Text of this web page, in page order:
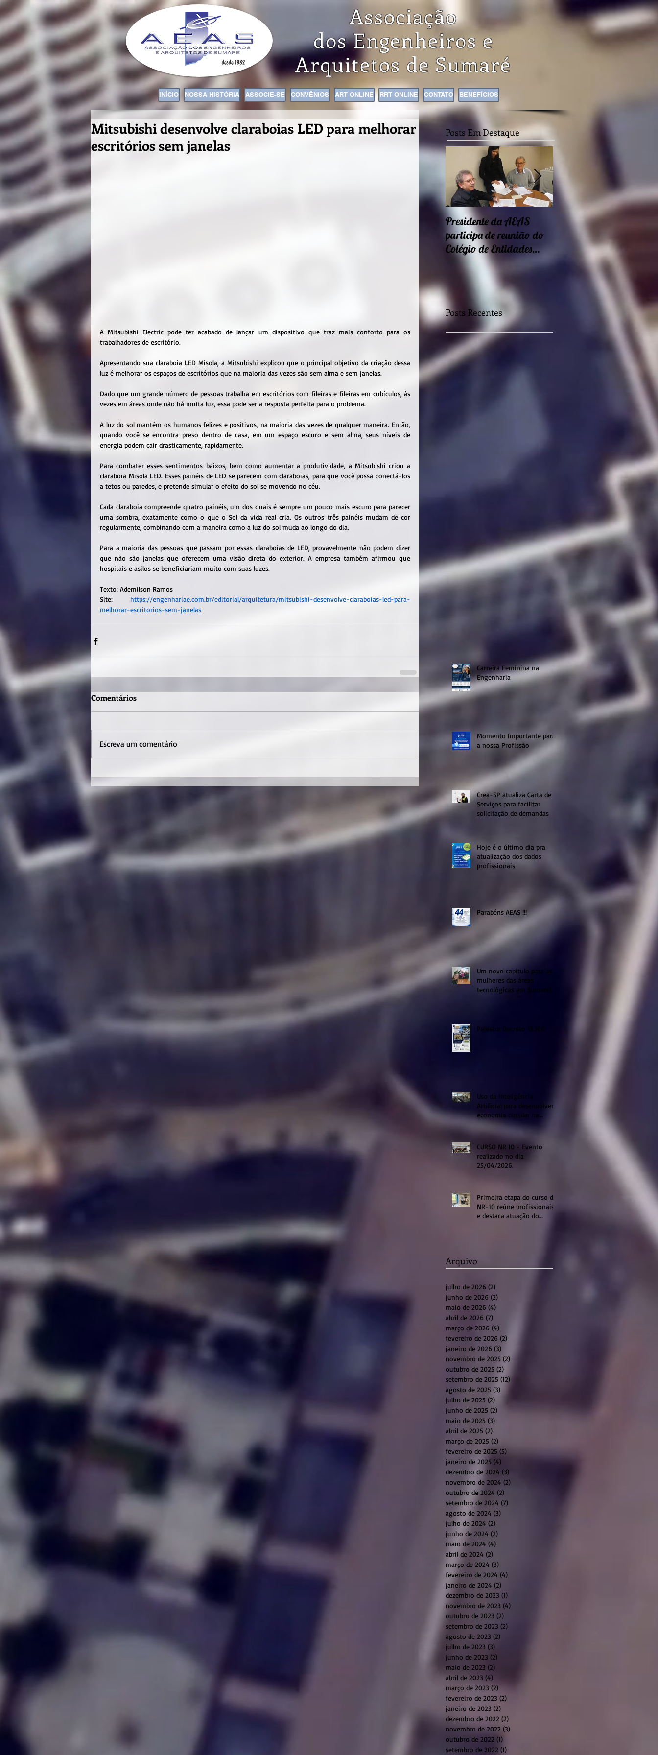
Associação
dos Engenheiros e
Arquitetos de Sumaré
INÍCIO NOSSA HISTÓRIA ASSOCIE-SE CONVÊNIOS ART ONLINE RRT ONLINE CONTATO BENEFÍCIOS
Mitsubishi desenvolve claraboias LED para melhorar
escritórios sem janelas
A Mitsubishi Electric pode ter acabado de lançar um dispositivo que traz mais conforto para os
trabalhadores de escritório.
Apresentando sua claraboia LED Misola, a Mitsubishi explicou que o principal objetivo da criação dessa
luz é melhorar os espaços de escritórios que na maioria das vezes são sem alma e sem janelas.
Dado que um grande número de pessoas trabalha em escritórios com fileiras e fileiras em cubículos, às
vezes em áreas onde não há muita luz, essa pode ser a resposta perfeita para o problema.
A luz do sol mantém os humanos felizes e positivos, na maioria das vezes de qualquer maneira. Então,
quando você se encontra preso dentro de casa, em um espaço escuro e sem alma, seus níveis de
energia podem cair drasticamente, rapidamente.
Para combater esses sentimentos baixos, bem como aumentar a produtividade, a Mitsubishi criou a
claraboia Misola LED. Esses painéis de LED se parecem com claraboias, para que você possa conectá-los
a tetos ou paredes, e pretende simular o efeito do sol se movendo no céu.
Cada claraboia compreende quatro painéis, um dos quais é sempre um pouco mais escuro para parecer
uma sombra, exatamente como o que o Sol da vida real cria. Os outros três painéis mudam de cor
regularmente, combinando com a maneira como a luz do sol muda ao longo do dia.
Para a maioria das pessoas que passam por essas claraboias de LED, provavelmente não podem dizer
que não são janelas que oferecem uma visão direta do exterior. A empresa também afirmou que
hospitais e asilos se beneficiariam muito com suas luzes.
Texto: Ademilson Ramos
Site: https://engenhariae.com.br/editorial/arquitetura/mitsubishi-desenvolve-claraboias-led-para-
melhorar-escritorios-sem-janelas
Comentários
Escreva um comentário
Posts Em Destaque
Presidente da AEAS
participa de reunião do
Colégio de Entidades
Regionais
Encontros sobre Eficiência
energética e
sustentabilidade seguem
nessa semana
Posts Recentes
Carreira Feminina na
Engenharia
Momento Importante para
a nossa Profissão
Crea-SP atualiza Carta de
Serviços para facilitar
solicitação de demandas
Hoje é o último dia pra
atualização dos dados
profissionais
Parabéns AEAS !!!
Um novo capítulo para as
mulheres das áreas
tecnológicas em Sumaré!
Palestra Decreto 13.106
Uso da Inteligência
Artificial para desenvolver a
economia circular na
região de Sumaré
CURSO NR 10 - Evento
realizado no dia
25/04/2026.
Primeira etapa do curso de
NR-10 reúne profissionais
e destaca atuação do
Arquivo
julho de 2026 (2)
junho de 2026 (2)
maio de 2026 (4)
abril de 2026 (7)
março de 2026 (4)
fevereiro de 2026 (2)
janeiro de 2026 (3)
novembro de 2025 (2)
outubro de 2025 (2)
setembro de 2025 (12)
agosto de 2025 (3)
julho de 2025 (2)
junho de 2025 (2)
maio de 2025 (3)
abril de 2025 (2)
março de 2025 (2)
fevereiro de 2025 (5)
janeiro de 2025 (4)
dezembro de 2024 (3)
novembro de 2024 (2)
outubro de 2024 (2)
setembro de 2024 (7)
agosto de 2024 (3)
julho de 2024 (2)
junho de 2024 (2)
maio de 2024 (4)
abril de 2024 (2)
março de 2024 (3)
fevereiro de 2024 (4)
janeiro de 2024 (2)
dezembro de 2023 (1)
novembro de 2023 (4)
outubro de 2023 (2)
setembro de 2023 (2)
agosto de 2023 (2)
julho de 2023 (3)
junho de 2023 (2)
maio de 2023 (2)
abril de 2023 (4)
março de 2023 (2)
fevereiro de 2023 (2)
janeiro de 2023 (2)
dezembro de 2022 (2)
novembro de 2022 (3)
outubro de 2022 (1)
setembro de 2022 (1)